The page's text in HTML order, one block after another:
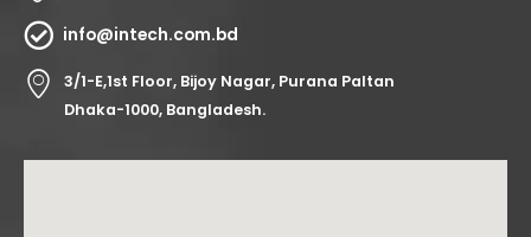
info@intech.com.bd
3/1-E,1st Floor, Bijoy Nagar, Purana Paltan
Dhaka-1000, Bangladesh.